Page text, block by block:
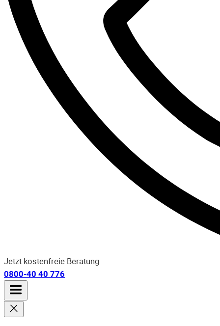
Jetzt kostenfreie Beratung
0800-40 40 776